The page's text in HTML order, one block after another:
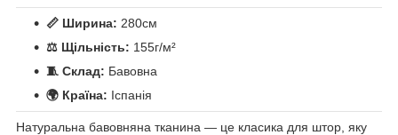
📏 Ширина: 280см
⚖️ Щільність: 155г/м²
🧵 Склад: Бавовна
🌍 Країна: Іспанія
Натуральна бавовняна тканина — це класика для штор, яку